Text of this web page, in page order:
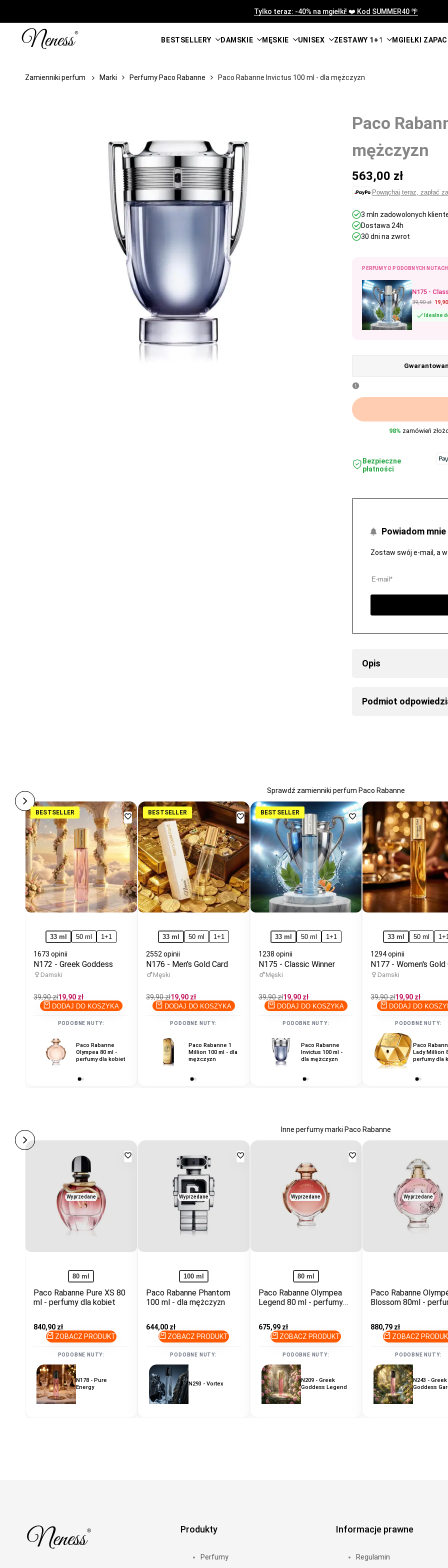
Tylko teraz: -40% na mgiełki! ❤️ Kod SUMMER40 🌴
BESTSELLERY DAMSKIE MĘSKIE UNISEX ZESTAWY 1+1 MGIEŁKI
Zamienniki perfum Marki Perfumy Paco Rabanne Paco Rabanne Invictus 100 ml - dla mężczyzn
Paco
mężczyzn
Cena
promocyjna
563,00 zł
Powąchaj teraz, zapłać
3 mln zadowolonych
Dostawa 24h
30 dni na zwrot
PERFUMY O PODOBNYCH
N175 -
39,90 zł
Idealne
98% zamówień
Bezpieczne
płatności
Powiadom
Zostaw swój e-mail, a
Opis
Podmiot
Sprawdź zamienniki perfum Paco Rabanne
BESTSELLER
Dodaj
do
ulubionych
33 ml 50 ml 1+1
1673 opinii
N172 - Greek Goddess
Damski
Cena
regularna
39,90 złCena
promocyjna
19,90 zł
DODAJ DO KOSZYKA
PODOBNE NUTY:
Paco Rabanne
Olympea 80 ml -
perfumy dla kobiet
Paco Rabanne
Invictus 100 ml -
dla mężczyzn
BESTSELLER
Dodaj
ulubionych
33 ml 50 ml 1+1
2552 opinii
N176 - Men's Gold Card
Męski
Cena
regularna
39,90 złCena
promocyjna
19,90 zł
DODAJ DO KOSZYKA
PODOBNE NUTY:
Paco Rabanne 1
Million 100 ml - dla
mężczyzn
Tom Ford Noir
Extreme 100 ml -
dla mężczyzn
BESTSELLER
Dodaj
do
ulubionych
33 ml 50 ml 1+1
1238 opinii
N175 - Classic Winner
Męski
Cena
regularna
39,90 złCena
promocyjna
19,90 zł
DODAJ DO KOSZYKA
PODOBNE NUTY:
Paco Rabanne
Invictus 100 ml -
dla mężczyzn
Paco Rabanne
Invictus Victory 100
ml - dla mężczyzn
33 ml 50 ml
1294 opinii
N177 - Women's Gold
Damski
Cena
regularna
39,90 złCena
promocyjna
19,90 zł
DODAJ DO
PODOBNE NUTY:
Paco
Lady Million
perfumy dla
Inne perfumy marki Paco Rabanne
Wyprzedane
Dodaj
80 ml
Paco Rabanne Pure XS 80
ml - perfumy dla kobiet
Cena
promocyjna
840,90 zł
ZOBACZ PRODUKT
PODOBNE NUTY:
N178 - Pure
Energy
Wyprzedane
Dodaj
100 ml
Paco Rabanne Phantom
100 ml - dla mężczyzn
Cena
promocyjna
644,00 zł
ZOBACZ PRODUKT
PODOBNE NUTY:
N293 - Vortex
Wyprzedane
Dodaj
80 ml
Paco Rabanne Olympea
Legend 80 ml - perfumy
Cena
promocyjna
675,99 zł
ZOBACZ PRODUKT
PODOBNE NUTY:
N209 - Greek
Goddess Legend
Wyprzedane
Paco Rabanne
Blossom 80ml -
Cena
promocyjna
880,79 zł
ZOBACZ
PODOBNE NUTY:
N243 - Greek
Goddess
Produkty
Perfumy
Informacje prawne
Regulamin